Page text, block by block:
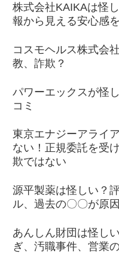
株式会社KAIKAは怪
報から見える安心感
コスモヘルス株式会
教、詐欺？
パワーエックスが怪
コミ
東京エナジーアライ
ない！正規委託を受
欺ではない
源平製薬は怪しい？
ル、過去の〇〇が原
あんしん財団は怪し
ぎ、汚職事件、営業